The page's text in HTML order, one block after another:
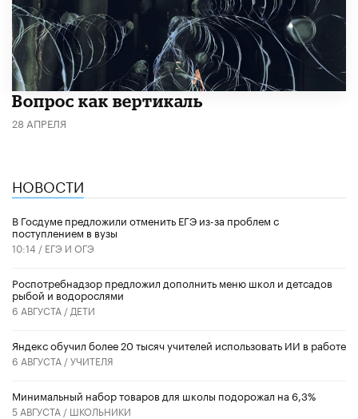
​Вопрос как вертикаль
28 АПРЕЛЯ
НОВОСТИ
В Госдуме предложили отменить ЕГЭ из-за проблем с
поступлением в вузы
10:14 / ЕГЭ И ОГЭ
Роспотребнадзор предложил дополнить меню школ и детсадов
рыбой и водорослями
6 АВГУСТА / ДЕТИ
​Яндекс обучил более 20 тысяч учителей использовать ИИ в работе
6 АВГУСТА /УЧИТЕЛЯ
Минимальный набор товаров для школы подорожал на 6,3%
5 АВГУСТА / ШКОЛЬНИКИ